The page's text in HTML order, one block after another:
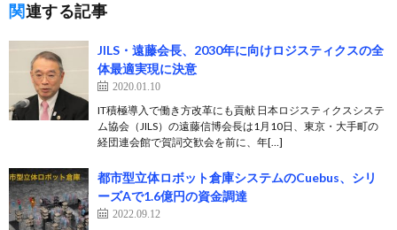
関連する記事
JILS・遠藤会長、2030年に向けロジスティクスの全
体最適実現に決意
2020.01.10
IT積極導入で働き方改革にも貢献 日本ロジスティクスシステ
ム協会（JILS）の遠藤信博会長は1月10日、東京・大手町の
経団連会館で賀詞交歓会を前に、年[…]
都市型立体ロボット倉庫システムのCuebus、シリ
ーズAで1.6億円の資金調達
2022.09.12